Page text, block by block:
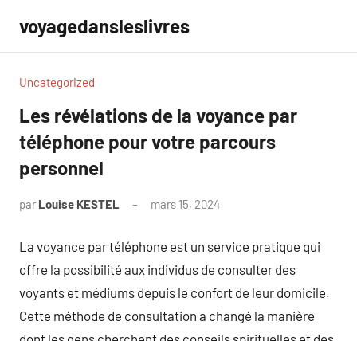
contenu
voyagedansleslivres
Uncategorized
Les révélations de la voyance par
téléphone pour votre parcours
personnel
par Louise KESTEL mars 15, 2024
La voyance par téléphone est un service pratique qui
offre la possibilité aux individus de consulter des
voyants et médiums depuis le confort de leur domicile.
Cette méthode de consultation a changé la manière